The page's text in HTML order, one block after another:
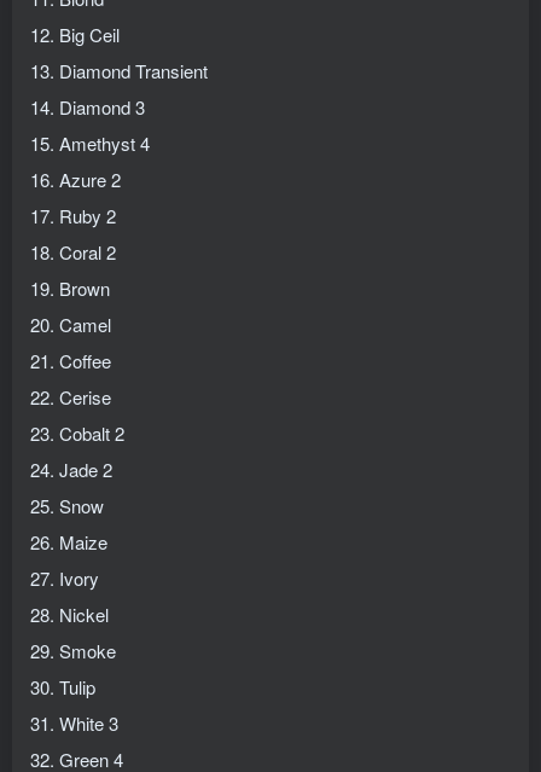
12. Big Ceil
13. Diamond Transient
14. Diamond 3
15. Amethyst 4
16. Azure 2
17. Ruby 2
18. Coral 2
19. Brown
20. Camel
21. Coffee
22. Cerise
23. Cobalt 2
24. Jade 2
25. Snow
26. Maize
27. Ivory
28. Nickel
29. Smoke
30. Tulip
31. White 3
32. Green 4